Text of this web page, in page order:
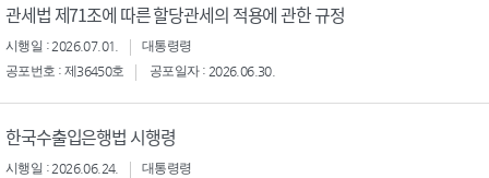
관세법 제71조에 따른 할당관세의 적용에 관한 규정
시행일 : 2026.07.01.
대통령령
공포번호 : 제36450호
공포일자 : 2026.06.30.
한국수출입은행법 시행령
시행일 : 2026.06.24.
대통령령